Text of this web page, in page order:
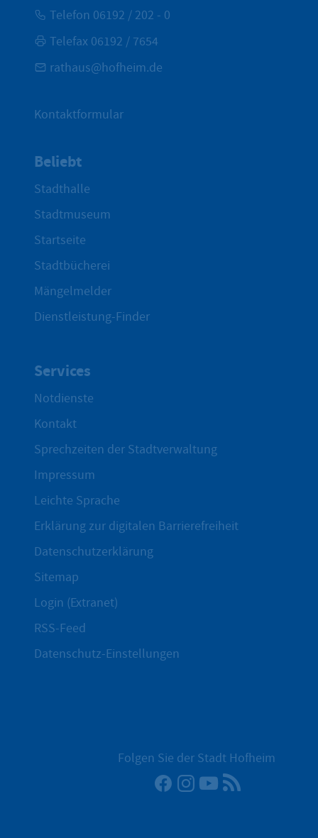
Telefon 06192 / 202 - 0
Telefax 06192 / 7654
rathaus@hofheim.de
Kontaktformular
Beliebt
Stadthalle
Stadtmuseum
Startseite
Stadtbücherei
Mängelmelder
Dienstleistung-Finder
Services
Notdienste
Kontakt
Sprechzeiten der Stadtverwaltung
Impressum
Leichte Sprache
Erklärung zur digitalen Barrierefreiheit
Datenschutzerklärung
Sitemap
Login (Extranet)
RSS-Feed
Datenschutz-Einstellungen
Folgen Sie der Stadt Hofheim
Facebook
Instagram
YouTube